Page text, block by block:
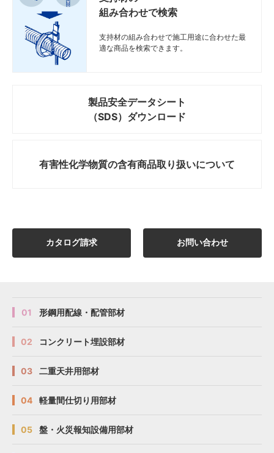
組み合わせで検索
支持材の組み合わせで施工用途に合わせた最
適な商品を検索できます。
製品安全データシート
（SDS）ダウンロード
有害性化学物質の含有商品取り扱いについて
カタログ請求 お問い合わせ
01 形鋼用配線・配管部材
02 コンクリート埋設部材
03 二重天井用部材
04 軽量間仕切り用部材
05 盤・火災報知設備用部材